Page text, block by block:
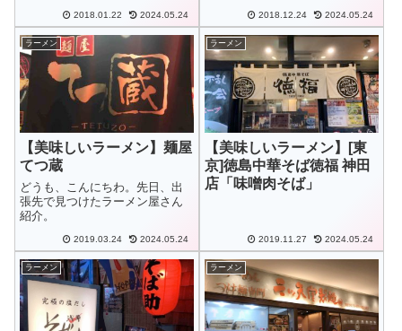
2018.01.22 2024.05.24 2018.12.24 2024.05.24
ラーメン
【美味しいラーメン】麺屋
てつ蔵
どうも、こんにちわ。先日、出
張先で見つけたラーメン屋さん
紹介。
2019.03.24 2024.05.24
ラーメン
【美味しいラーメン】[東
京]徳島中華そば徳福 神田
店「味噌肉そば」
2019.11.27 2024.05.24
ラーメン ラーメン